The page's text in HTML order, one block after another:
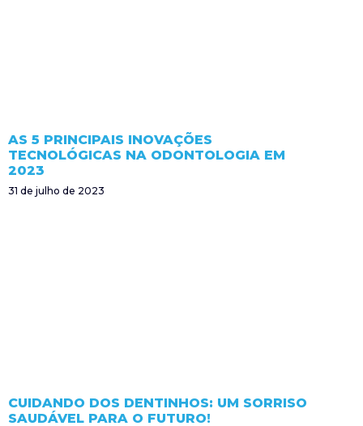
AS 5 PRINCIPAIS INOVAÇÕES
TECNOLÓGICAS NA ODONTOLOGIA EM
2023
31 de julho de 2023
CUIDANDO DOS DENTINHOS: UM SORRISO
SAUDÁVEL PARA O FUTURO!